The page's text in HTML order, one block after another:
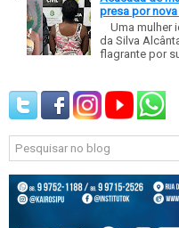
presa por
Uma mulher
da Silva
flagrante por